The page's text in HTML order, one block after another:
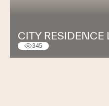
CITY RESIDENCE
345